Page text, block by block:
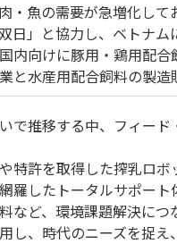
・魚の需要が急増化し
日」と協力し、ベトナ
内向けに豚用・鶏用配
水産用配合飼料の製造
で推移する中、フィー
特許を取得した搾乳ロ
羅したトータルサポー
など、環境課題解決に
し、時代のニーズを捉